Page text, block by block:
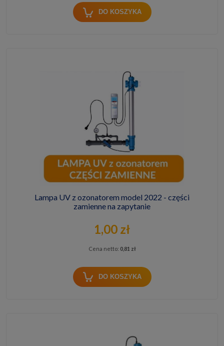
DO KOSZYKA
Lampa UV z ozonatorem model 2022 - części
zamienne na zapytanie
1,00 zł
Cena netto: 0,81 zł
DO KOSZYKA